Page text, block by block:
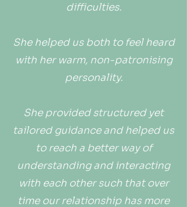
difficulties.
She helped us both to feel heard
with her warm, non-patronising
personality.
She provided structured yet
tailored guidance and helped us
to reach a better way of
understanding and interacting
with each other such that over
time our relationship has more